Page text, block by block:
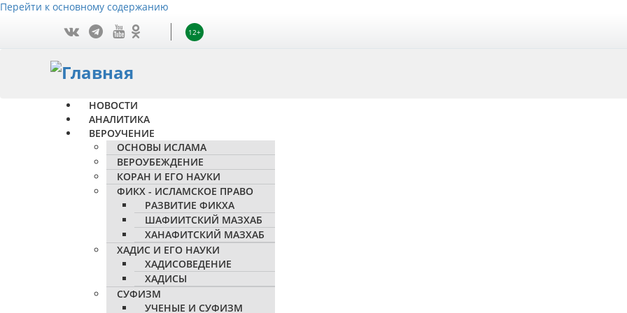
Перейти к основному содержанию
12+
НОВОСТИ
АНАЛИТИКА
ВЕРОУЧЕНИЕ
ОСНОВЫ ИСЛАМА
ВЕРОУБЕЖДЕНИЕ
КОРАН И ЕГО НАУКИ
ФИКХ - ИСЛАМСКОЕ ПРАВО
РАЗВИТИЕ ФИКХА
ШАФИИТСКИЙ МАЗХАБ
ХАНАФИТСКИЙ МАЗХАБ
ХАДИС И ЕГО НАУКИ
ХАДИСОВЕДЕНИЕ
ХАДИСЫ
СУФИЗМ
УЧЕНЫЕ И СУФИЗМ